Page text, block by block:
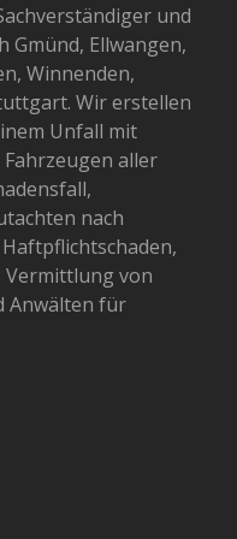
und
Gmünd, Ellwangen,
Winnenden,
Wir erstellen
Unfall mit
aller
nach
Vermittlung von
Anwälten für